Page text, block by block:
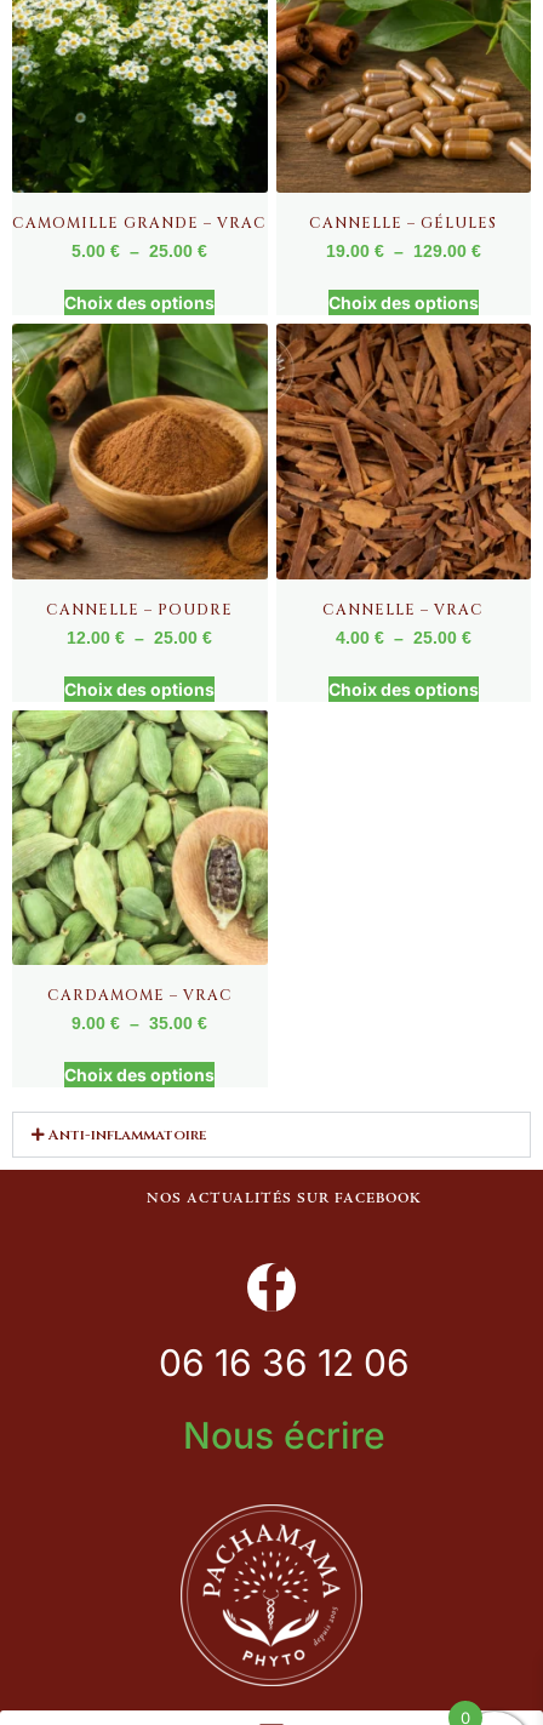
CAMOMILLE GRANDE – VRAC
5.00€ – 25.00€
Choix des options
CANNELLE – GÉLULES
19.00 € – 129.00 €
Choix des options
CANNELLE – POUDRE
12.00€ – 25.00€
Choix des options
CANNELLE – VRAC
4.00 € – 25.00 €
Choix des options
CARDAMOME – VRAC
9.00€ – 35.00€
Choix des options
Anti-inflammatoire
NOS ACTUALITÉS SUR FACEBOOK
06 16 36 12 06
Nous écrire
0